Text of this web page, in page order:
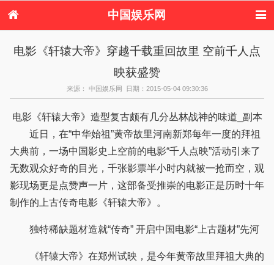
中国娱乐网
电视剧
演唱会 综艺节目
偶像活动
电影《轩辕大帝》穿越千载重回故里 空前千人点
映获盛赞
来源： 中国娱乐网 日期：2015-05-04 09:30:36
电影《轩辕大帝》造型复古颇有几分丛林战神的味道_副本
近日，在“中华始祖”黄帝故里河南新郑每年一度的拜祖
大典前，一场中国影史上空前的电影“千人点映”活动引来了
无数观众好奇的目光，千张影票半小时内就被一抢而空，观
影现场更是点赞声一片，这部备受推崇的电影正是历时十年
制作的上古传奇电影《轩辕大帝》。
独特稀缺题材造就“传奇” 开启中国电影“上古题材”先河
《轩辕大帝》在郑州试映，是今年黄帝故里拜祖大典的